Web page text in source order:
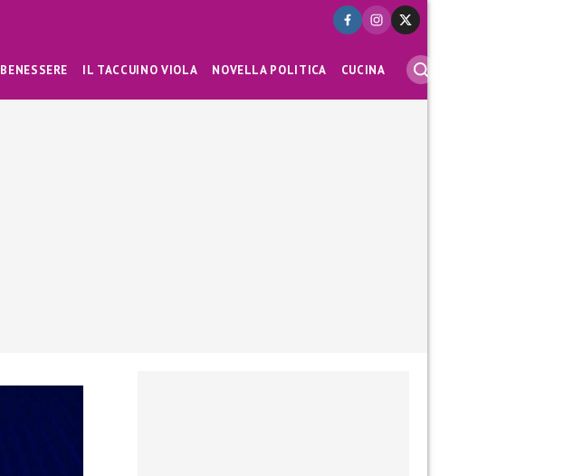
BENESSERE IL TACCUINO VIOLA NOVELLA POLITICA CUCINA